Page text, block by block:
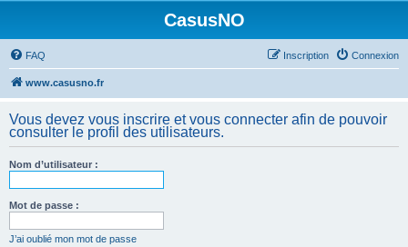
CasusNO
FAQ Connexion
Inscription
www.casusno.fr
Vous devez vous inscrire et vous connecter afin de pouvoir
consulter le profil des utilisateurs.
Nom d’utilisateur :
Mot de passe :
J’ai oublié mon mot de passe